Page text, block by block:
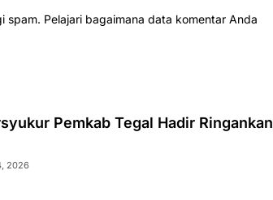
spam. Pelajari bagaimana data komentar Anda
Pemkab Tegal Hadir Ringankan
2026